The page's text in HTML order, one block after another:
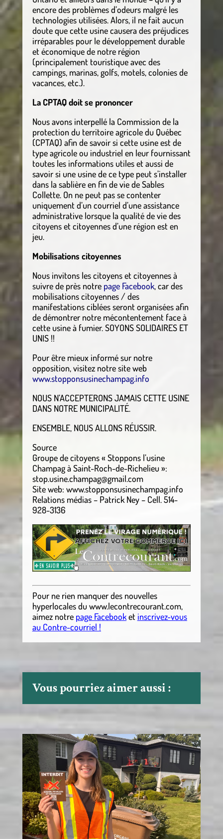
encore des problèmes d’odeurs malgré les
technologies utilisées. Alors, il ne fait aucun
doute que cette usine causera des préjudices
irréparables pour le développement durable
et économique de notre région
(principalement touristique avec des
campings, marinas, golfs, motels, colonies de
vacances, etc.).
La CPTAQ doit se prononcer
Nous avons interpellé la Commission de la
protection du territoire agricole du Québec
(CPTAQ) afin de savoir si cette usine est de
type agricole ou industriel en leur fournissant
toutes les informations utiles et aussi de
savoir si une usine de ce type peut s’installer
dans la sablière en fin de vie de Sables
Collette. On ne peut pas se contenter
uniquement d’un courriel d’une assistance
administrative lorsque la qualité de vie des
citoyens et citoyennes d’une région est en
jeu.
Mobilisations citoyennes
Nous invitons les citoyens et citoyennes à
suivre de près notre page Facebook, car des
mobilisations citoyennes / des
manifestations ciblées seront organisées afin
de démontrer notre mécontentement face à
cette usine à fumier. SOYONS SOLIDAIRES ET
UNIS !!
Pour être mieux informé sur notre
opposition, visitez notre site web
www.stopponsusinechampag.info
NOUS N’ACCEPTERONS JAMAIS CETTE USINE
DANS NOTRE MUNICIPALITÉ.
ENSEMBLE, NOUS ALLONS RÉUSSIR.
Source
Groupe de citoyens « Stoppons l’usine
Champag à Saint-Roch-de-Richelieu »:
stop.usine.champag@gmail.com
Site web: www.stopponsusinechampag.info
Relations médias – Patrick Ney – Cell. 514-
928-3136
Pour ne rien manquer des nouvelles
hyperlocalesdu www.lecontrecourant.com,
aimez notre page Facebooket inscrivez-vous
au Contre-courriel !
Vous pourriez aimer aussi :